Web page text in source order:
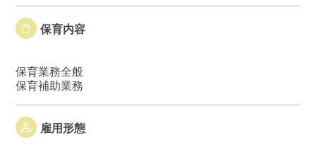
保育内容
保育業務全般
保育補助業務
雇用形態